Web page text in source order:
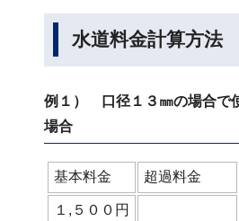
水道料金計算方法
例１） 口径１３㎜の場合で
場合
基本料金 超過料金
１,５００円